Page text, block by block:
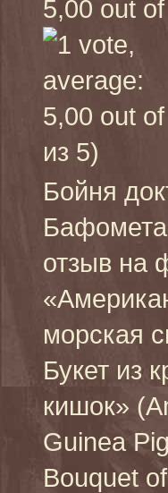
из 5)
Бойня
отзыв на
морская
Букет из
кишок»
Guinea
Bouquet